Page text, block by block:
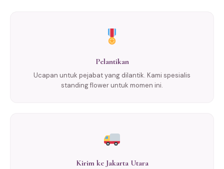
Pelantikan
Ucapan untuk pejabat yang dilantik. Kami spesialis
standing flower untuk momen ini.
Kirim ke Jakarta Utara